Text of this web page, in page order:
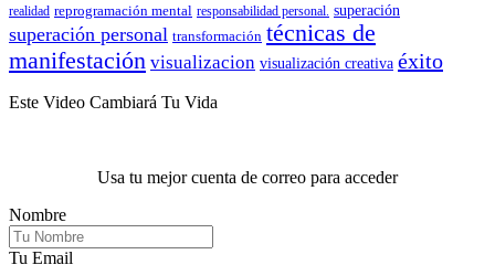
realidad reprogramación mental responsabilidad personal. superación
superación personal transformación técnicas de
manifestación visualizacion visualización creativa éxito
Este Video Cambiará Tu Vida
Usa tu mejor cuenta de correo para acceder
Nombre
Tu Email